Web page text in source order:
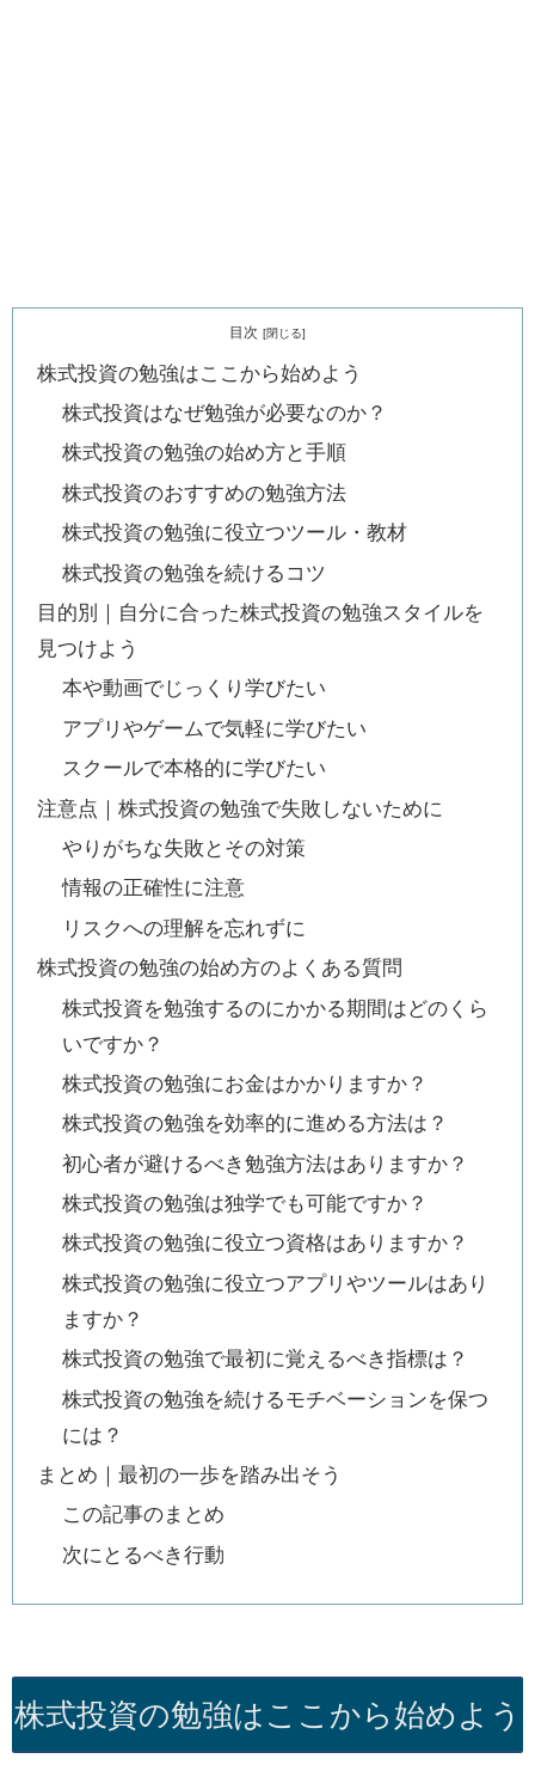
目次
株式投資の勉強はここから始めよう
株式投資はなぜ勉強が必要なのか？
株式投資の勉強の始め方と手順
株式投資のおすすめの勉強方法
株式投資の勉強に役立つツール・教材
株式投資の勉強を続けるコツ
目的別｜自分に合った株式投資の勉強スタイルを
見つけよう
本や動画でじっくり学びたい
アプリやゲームで気軽に学びたい
スクールで本格的に学びたい
注意点｜株式投資の勉強で失敗しないために
やりがちな失敗とその対策
情報の正確性に注意
リスクへの理解を忘れずに
株式投資の勉強の始め方のよくある質問
株式投資を勉強するのにかかる期間はどのくら
いですか？
株式投資の勉強にお金はかかりますか？
株式投資の勉強を効率的に進める方法は？
初心者が避けるべき勉強方法はありますか？
株式投資の勉強は独学でも可能ですか？
株式投資の勉強に役立つ資格はありますか？
株式投資の勉強に役立つアプリやツールはあり
ますか？
株式投資の勉強で最初に覚えるべき指標は？
株式投資の勉強を続けるモチベーションを保つ
には？
まとめ｜最初の一歩を踏み出そう
この記事のまとめ
次にとるべき行動
株式投資の勉強はここから始めよう